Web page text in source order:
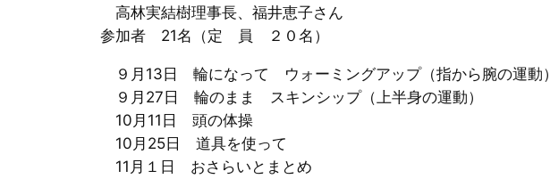
高林実結樹理事長、福井恵子さん
参加者 21名（定 員 ２０名）
９月13日 輪になって ウォーミングアップ（指から腕の運動）
９月27日 輪のまま スキンシップ（上半身の運動）
10月11日 頭の体操
10月25日 道具を使って
11月１日 おさらいとまとめ